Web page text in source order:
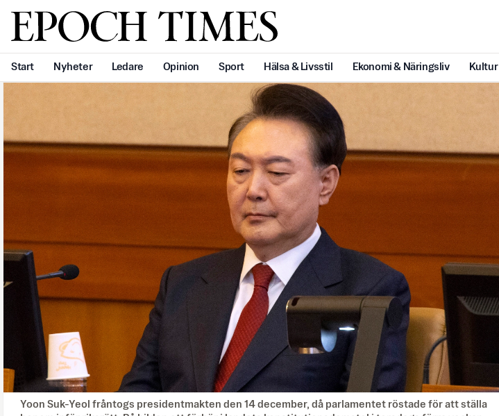
Svenska Epoch Times
Start Nyheter Ledare Opinion Sport Hälsa & Livsstil Ekonomi & Näringsliv Kultur
Yoon Suk-Yeol fråntogs presidentmakten den 14 december, då parlamentet röstade för att ställa